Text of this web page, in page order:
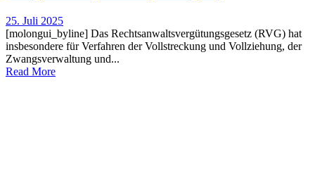
25. Juli 2025
[molongui_byline] Das Rechtsanwaltsvergütungsgesetz (RVG) hat
insbesondere für Verfahren der Vollstreckung und Vollziehung, der
Zwangsverwaltung und...
Read More